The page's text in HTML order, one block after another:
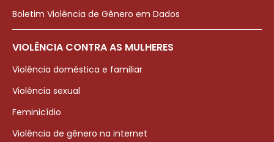
Boletim Violência de Gênero em Dados
VIOLÊNCIA CONTRA AS MULHERES
Violência doméstica e familiar
Violência sexual
Feminicídio
Violência de gênero na internet